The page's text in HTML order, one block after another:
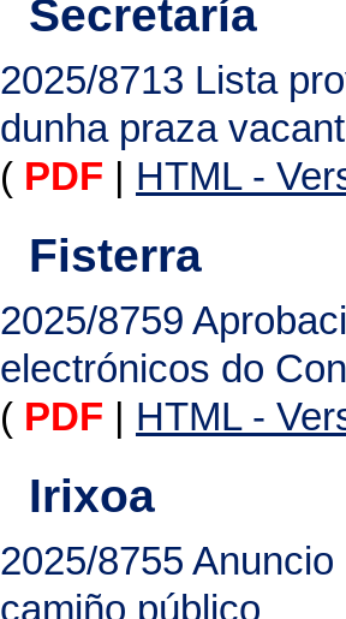
Secretaría
2025/8713 Lista
dunha praza
( PDF HTML -
Fisterra
2025/8759
electrónicos do
( PDF HTML -
Irixoa
2025/8755 Anuncio
camiño público